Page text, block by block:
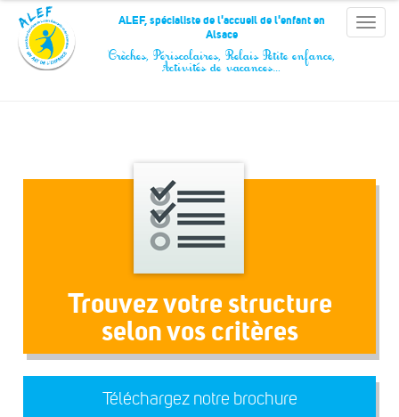
Panneau de gestion des cookies
Toggle
ALEF, spécialiste de l'accueil de l'enfant en
Alsace
Crèches, Périscolaires, Relais Petite enfance,
Activités de vacances…
Trouvez votre structure
selon vos critères
Téléchargez notre brochure